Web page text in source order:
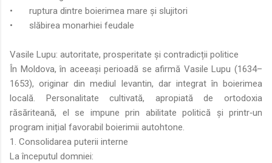
•
ruptura dintre boierimea mare și slujitori
•
slăbirea monarhiei feudale
Vasile Lupu: autoritate, prosperitate și contradicții politice
În Moldova, în aceeași perioadă se afirmă Vasile Lupu (1634–
1653), originar din mediul levantin, dar integrat în boierimea
locală. Personalitate cultivată, apropiată de ortodoxia
răsăriteană, el se impune prin abilitate politică și printr‑un
program inițial favorabil boierimii autohtone.
1. Consolidarea puterii interne
La începutul domniei: